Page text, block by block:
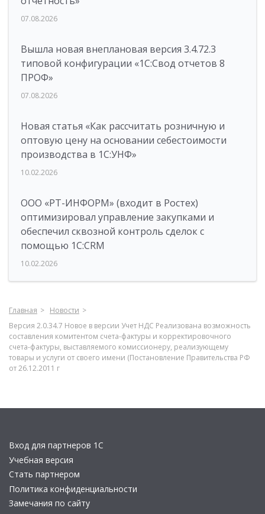
07.08.2026
Вышла новая внеплановая версия 3.4.72.3
типовой конфигурации «1C:Свод отчетов 8
ПРОФ»
07.08.2026
Новая статья «Как рассчитать розничную и
оптовую цену на основании себестоимости
производства в 1С:УНФ»
10.02.2026
ООО «РТ-ИНФОРМ» (входит в Ростех)
оптимизировал управление закупками и
обеспечил сквозной контроль сделок с
помощью 1С:CRM
10.02.2026
Главная
Новости
Версия 2.0.34.7 Новое в версии Учет НДС Реализована возможность
составления комитентом счета-фактуры и корректировочного
счета-фактуры, выставляемого комиссионеру, реализующему
товары и услуги от своего имени (Постановление Правительства РФ
от 26.12.2011 г
Вход для партнеров 1С
Учебная версия
Стать партнером
Политика конфиденциальности
Замечания по сайту